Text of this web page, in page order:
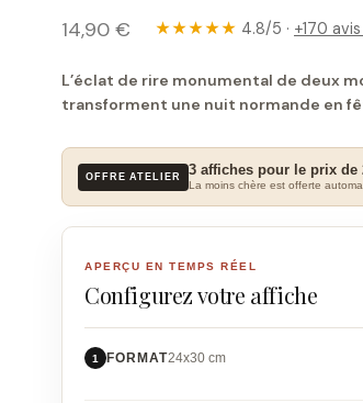
14,90 € ★★★★★ 4.8/5 · +170
L’éclat de rire monumental de deux
transforment une nuit normande en
OFFRE ATELIER 3 affiches pour le prix de
La moins chère est offerte
APERÇU EN TEMPS RÉEL
Configurez votre affiche
1 FORMAT24x30 cm